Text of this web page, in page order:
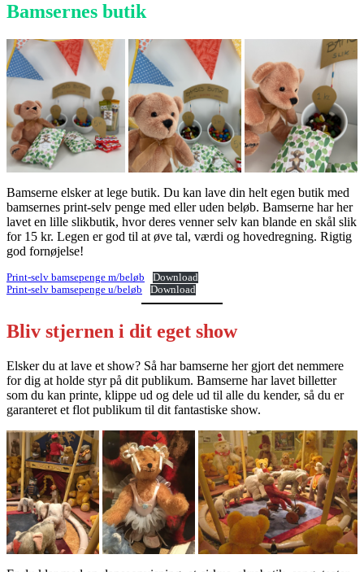
Bamsernes butik
Bamserne elsker at lege butik. Du kan lave din helt egen butik med
bamsernes print-selv penge med eller uden beløb. Bamserne har her
lavet en lille slikbutik, hvor deres venner selv kan blande en skål slik
for 15 kr. Legen er god til at øve tal, værdi og hovedregning. Rigtig
god fornøjelse!
Print-selv bamsepenge m/beløb
Download
Print-selv bamsepenge u/beløb
Download
Bliv stjernen i dit eget show
Elsker du at lave et show? Så har bamserne her gjort det nemmere
for dig at holde styr på dit publikum. Bamserne har lavet billetter
som du kan printe, klippe ud og dele ud til alle du kender, så du er
garanteret et flot publikum til dit fantastiske show.